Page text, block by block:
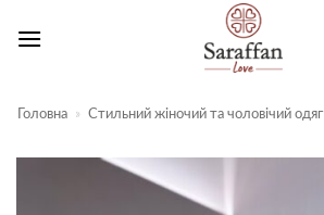
Головна » Стильний жіночий та чоловічий одяг